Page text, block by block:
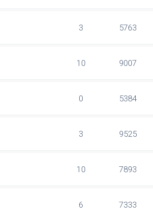
3 5763
10 9007
0 5384
3 9525
10 7893
6 7333